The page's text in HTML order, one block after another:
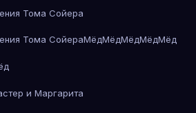
Тома Сойера
Тома СойераМёдМёдМёдМёдМёд
и Маргарита